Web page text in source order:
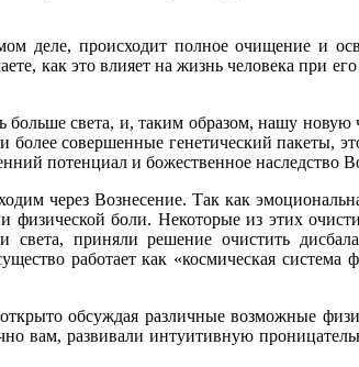
деле, происходит полное очищение и
как это влияет на жизнь человека при
света, и, таким образом, нашу новую
совершенные генетический пакеты,
потенциал и божественное наследство
через Вознесение. Так как
боли. Некоторые из этих
приняли решение очистить
работает как «космическая система
обсуждая различные возможные
вам, развивали интуитивную